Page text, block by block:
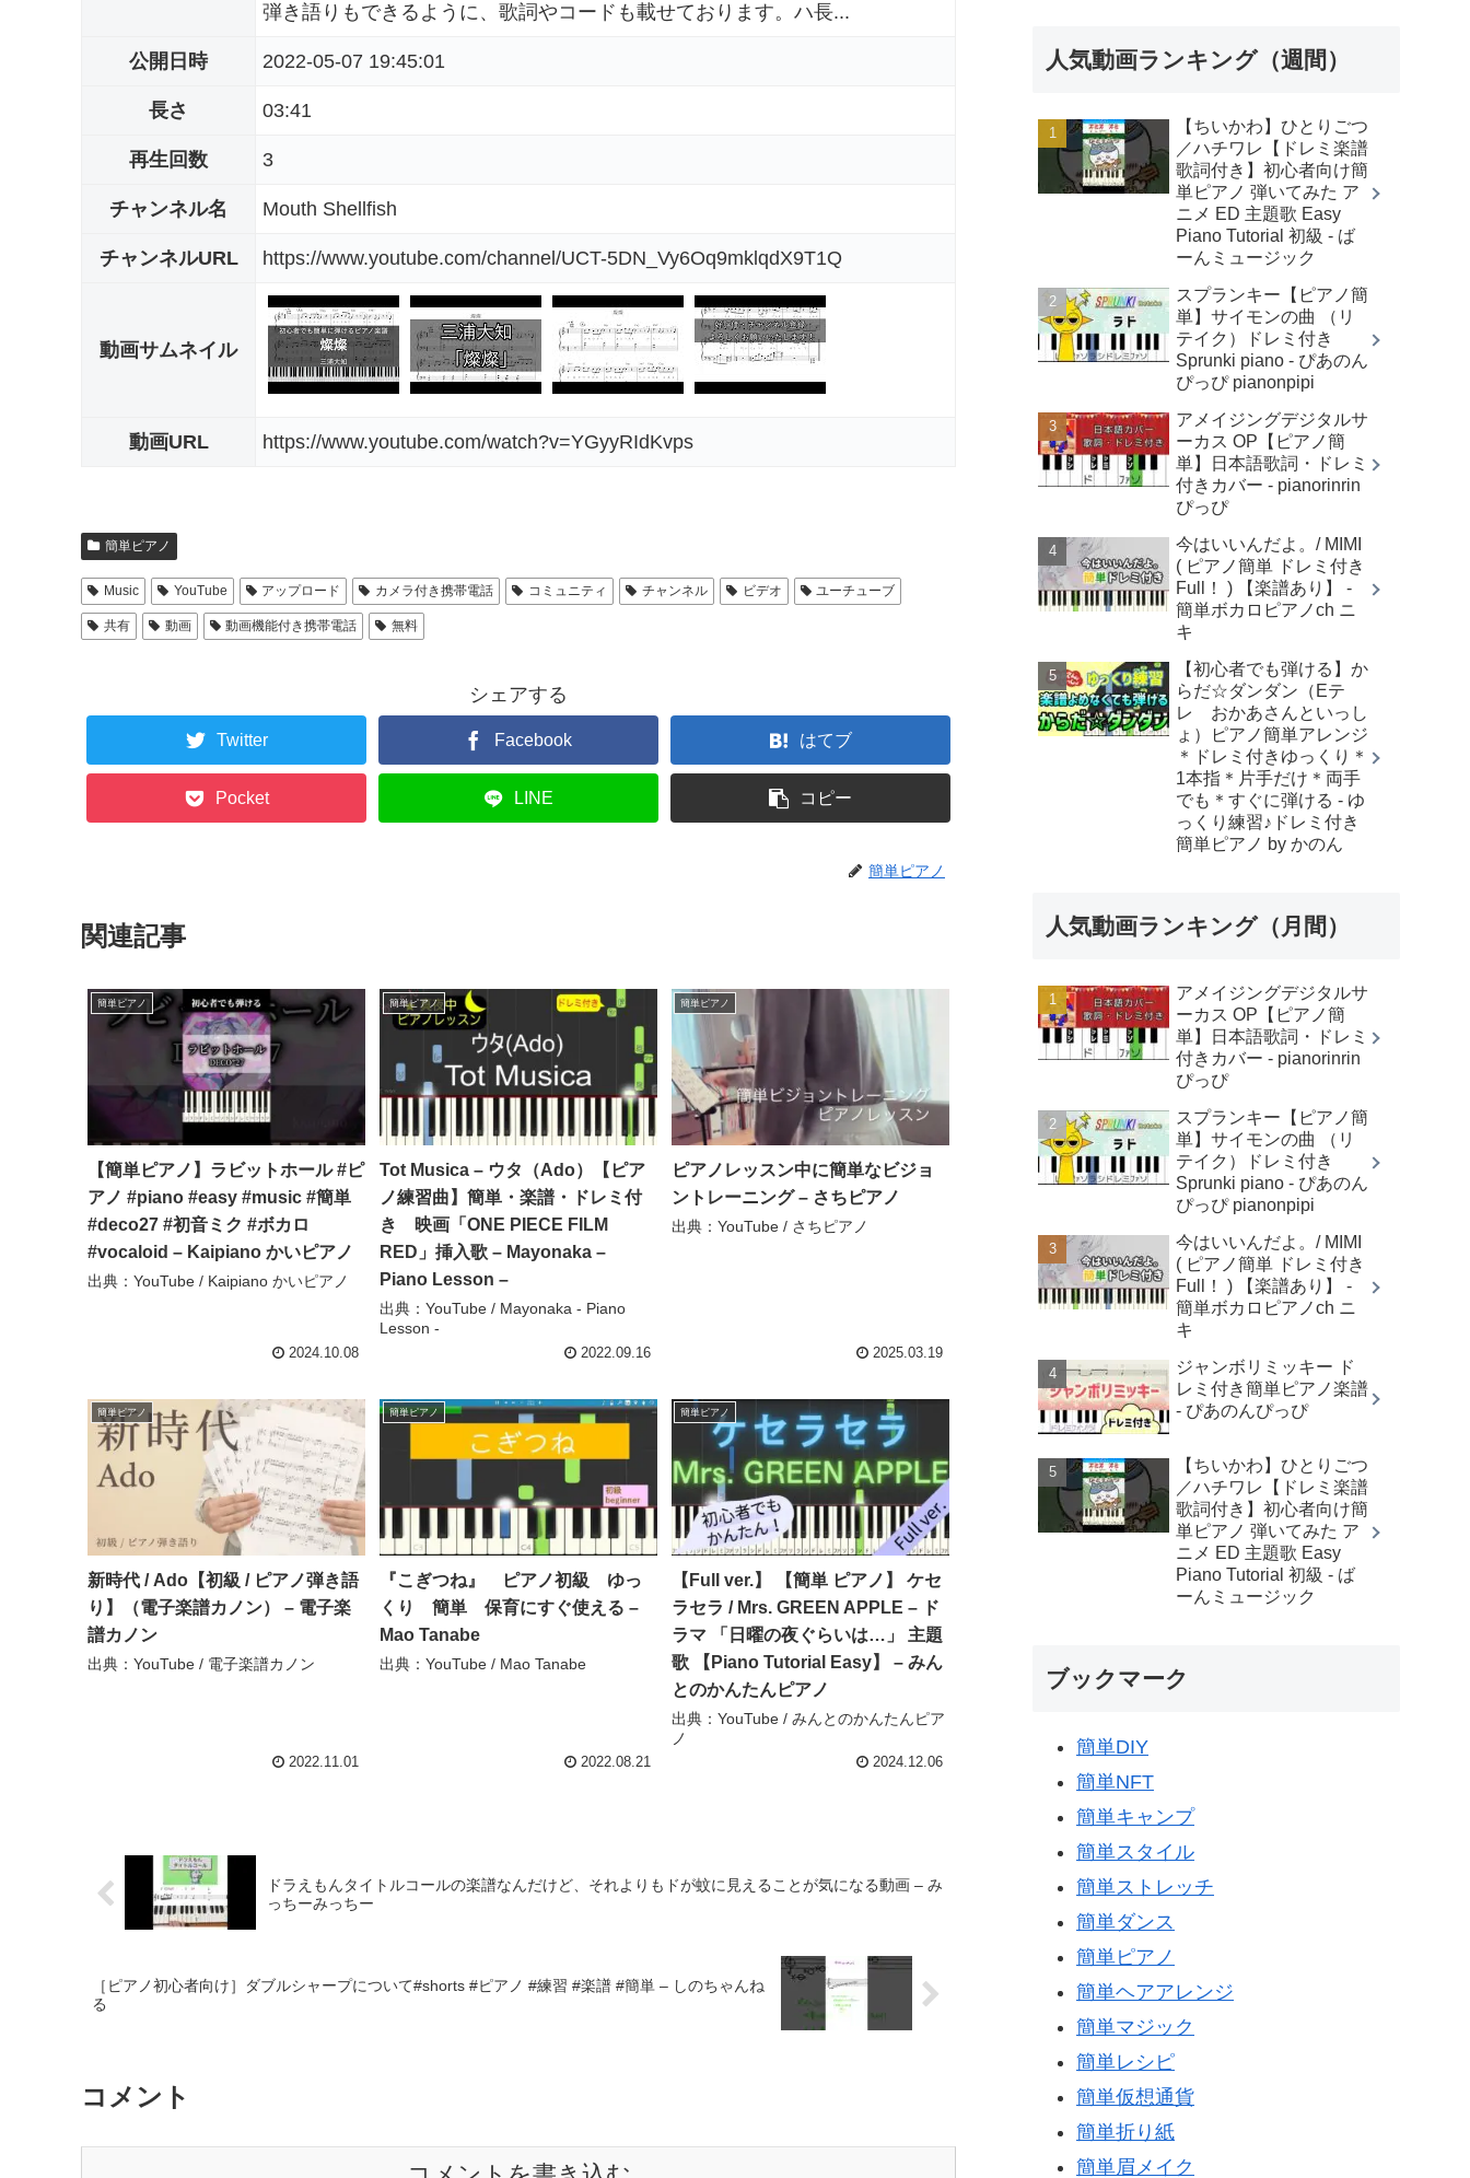
弾き語りもできるように、歌詞やコードも載せております。ハ長...
公開日時 2022-05-07 19:45:01
長さ 03:41
再生回数 3
チャンネル名 Mouth Shellfish
チャンネルURL https://www.youtube.com/channel/UCT-5DN_Vy6Oq9mklqdX9T1Q
動画サムネイル
動画URL https://www.youtube.com/watch?v=YGyyRIdKvps
簡単ピアノ
Music YouTube アップロード カメラ付き携帯電話 コミュニティ チャンネル ビデオ ユーチューブ
共有 動画 動画機能付き携帯電話 無料
シェアする
Twitter Facebook はてブ
Pocket LINE コピー
簡単ピアノ
関連記事
簡単ピアノ
【簡単ピアノ】ラビットホール #ピ
アノ #piano #easy #music #簡単
#deco27 #初音ミク #ボカロ
#vocaloid – Kaipiano かいピアノ
出典：YouTube / Kaipiano かいピアノ
2024.10.08
簡単ピアノ
Tot Musica – ウタ（Ado）【ピア
ノ練習曲】簡単・楽譜・ドレミ付
き 映画「ONE PIECE FILM
RED」挿入歌 – Mayonaka –
Piano Lesson –
出典：YouTube / Mayonaka - Piano
Lesson -
2022.09.16
簡単ピアノ
ピアノレッスン中に簡単なビジョ
ントレーニング – さちピアノ
出典：YouTube / さちピアノ
2025.03.19
簡単ピアノ
新時代 / Ado【初級 / ピアノ弾き語
り】（電子楽譜カノン） – 電子楽
譜カノン
出典：YouTube / 電子楽譜カノン
2022.11.01
簡単ピアノ
『こぎつね』 ピアノ初級 ゆっ
くり 簡単 保育にすぐ使える –
Mao Tanabe
出典：YouTube / Mao Tanabe
2022.08.21
簡単ピアノ
【Full ver.】 【簡単 ピアノ】 ケセ
ラセラ / Mrs. GREEN APPLE – ド
ラマ 「日曜の夜ぐらいは…」 主題
歌 【Piano Tutorial Easy】 – みん
とのかんたんピアノ
出典：YouTube / みんとのかんたんピア
ノ
2024.12.06
ドラえもんタイトルコールの楽譜なんだけど、それよりもドが蚊に見えることが気になる動画 – み
っちーみっちー
［ピアノ初心者向け］ダブルシャープについて#shorts #ピアノ #練習 #楽譜 #簡単 – しのちゃんね
る
コメント
人気動画ランキング（週間）
【ちいかわ】ひとりごつ
／ハチワレ【ドレミ楽譜
歌詞付き】初心者向け簡
単ピアノ 弾いてみた ア
ニメ ED 主題歌 Easy
Piano Tutorial 初級 - ば
ーんミュージック
スプランキー【ピアノ簡
単】サイモンの曲 （リ
テイク）ドレミ付き
Sprunki piano - ぴあのん
ぴっぴ pianonpipi
アメイジングデジタルサ
ーカス OP【ピアノ簡
単】日本語歌詞・ドレミ
付きカバー - pianorinrin
ぴっぴ
今はいいんだよ。/ MIMI
( ピアノ簡単 ドレミ付き
Full！ ) 【楽譜あり】 -
簡単ボカロピアノch ニ
キ
【初心者でも弾ける】か
らだ☆ダンダン（Eテ
レ おかあさんといっし
ょ）ピアノ簡単アレンジ
＊ドレミ付きゆっくり＊
1本指＊片手だけ＊両手
でも＊すぐに弾ける - ゆ
っくり練習♪ドレミ付き
簡単ピアノ by かのん
人気動画ランキング（月間）
アメイジングデジタルサ
ーカス OP【ピアノ簡
単】日本語歌詞・ドレミ
付きカバー - pianorinrin
ぴっぴ
スプランキー【ピアノ簡
単】サイモンの曲 （リ
テイク）ドレミ付き
Sprunki piano - ぴあのん
ぴっぴ pianonpipi
今はいいんだよ。/ MIMI
( ピアノ簡単 ドレミ付き
Full！ ) 【楽譜あり】 -
簡単ボカロピアノch ニ
キ
ジャンボリミッキー ド
レミ付き簡単ピアノ楽譜
- ぴあのんぴっぴ
【ちいかわ】ひとりごつ
／ハチワレ【ドレミ楽譜
歌詞付き】初心者向け簡
単ピアノ 弾いてみた ア
ニメ ED 主題歌 Easy
Piano Tutorial 初級 - ば
ーんミュージック
ブックマーク
簡単DIY
簡単NFT
簡単キャンプ
簡単スタイル
簡単ストレッチ
簡単ダンス
簡単ピアノ
簡単ヘアアレンジ
簡単マジック
簡単レシピ
簡単仮想通貨
簡単折り紙
簡単眉メイク